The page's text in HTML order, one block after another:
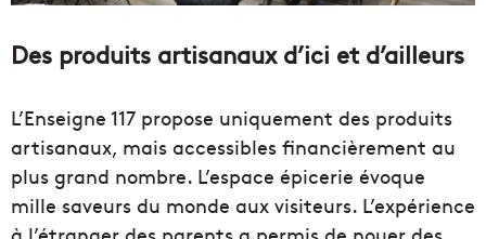
Des produits artisanaux d’ici et d’ailleurs
L’Enseigne 117 propose uniquement des produits
artisanaux, mais accessibles financièrement au
plus grand nombre. L’espace épicerie évoque
mille saveurs du monde aux visiteurs. L’expérience